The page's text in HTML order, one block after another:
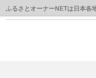
ふるさとオーナーNETは日本各